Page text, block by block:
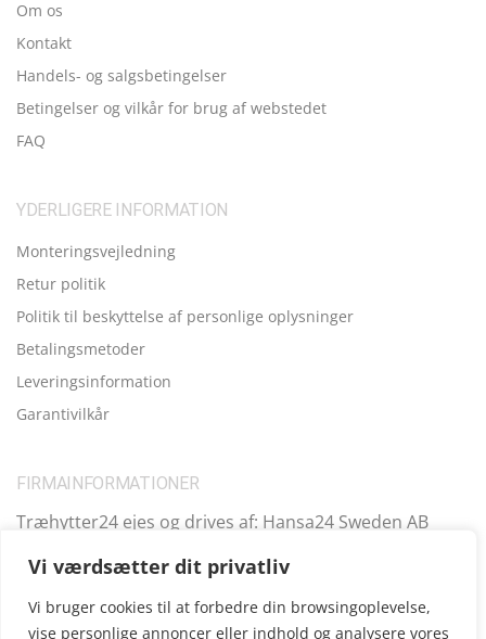
Vi værdsætter dit privatliv
Vi bruger cookies til at forbedre din browsingoplevelse,
vise personlige annoncer eller indhold og analysere vores
Om os
Kontakt
Handels- og salgsbetingelser
Betingelser og vilkår for brug af webstedet
FAQ
YDERLIGERE INFORMATION
Monteringsvejledning
Retur politik
Politik til beskyttelse af personlige oplysninger
Betalingsmetoder
Leveringsinformation
Garantivilkår
FIRMAINFORMATIONER
Træhytter24 ejes og drives af: Hansa24 Sweden AB
Kungsbro Strand 29, 112 26 Stockholm, Sverige.